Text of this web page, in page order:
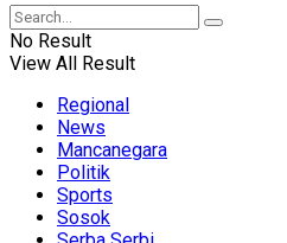
No Result
View All Result
Regional
News
Mancanegara
Politik
Sports
Sosok